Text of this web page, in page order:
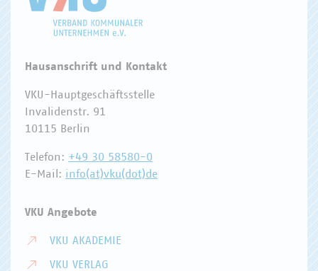
Hausanschrift und Kontakt
VKU-Hauptgeschäftsstelle
Invalidenstr. 91
10115 Berlin
Telefon: +49 30 58580-0
E-Mail: info(at)vku(dot)de
VKU Angebote
VKU AKADEMIE
VKU VERLAG